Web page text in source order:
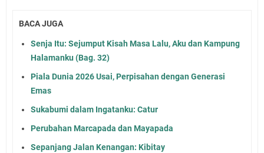
BACA JUGA
Senja Itu: Sejumput Kisah Masa Lalu, Aku dan Kampung
Halamanku (Bag. 32)
Piala Dunia 2026 Usai, Perpisahan dengan Generasi
Emas
Sukabumi dalam Ingatanku: Catur
Perubahan Marcapada dan Mayapada
Sepanjang Jalan Kenangan: Kibitay